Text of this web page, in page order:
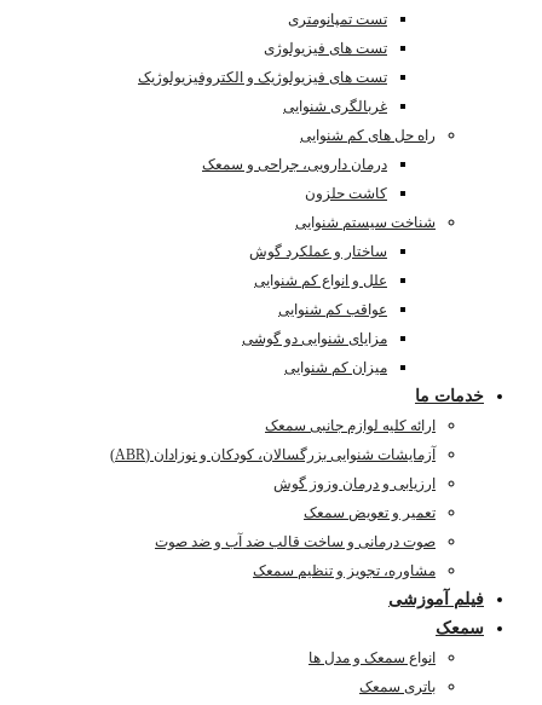
تست تمپانومتری
تست های فیزیولوژی
تست های فیزیولوژیک و الکتروفیزیولوژیک
غربالگری شنوایی
راه حل های کم شنوایی
درمان دارویی، جراحی و سمعک
کاشت حلزون
شناخت سیستم شنوایی
ساختار و عملکرد گوش
علل و انواع کم شنوایی
عواقب کم شنوایی
مزایای شنوایی دو گوشی
میزان کم شنوایی
خدمات ما
ارائه کلیه لوازم جانبی سمعک
آزمایشات شنوایی بزرگسالان، کودکان و نوزادان (ABR)
ارزیابی و درمان وزوز گوش
تعمیر و تعویض سمعک
صوت درمانی و ساخت قالب ضد آب و ضد صوت
مشاوره، تجویز و تنظیم سمعک
فیلم آموزشی
سمعک
انواع سمعک و مدل ها
باتری سمعک